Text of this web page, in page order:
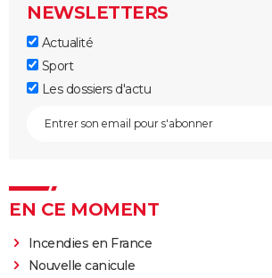
NEWSLETTERS
Actualité
Sport
Les dossiers d'actu
EN CE MOMENT
Incendies en France
Nouvelle canicule